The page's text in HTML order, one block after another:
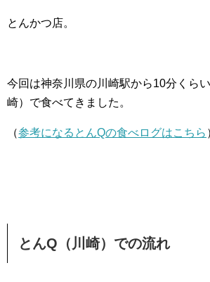
とんかつ店。
今回は神奈川県の川崎駅から10分くら
崎）で食べてきました。
（参考になるとんQの食べログはこちら
とんQ（川崎）での流れ